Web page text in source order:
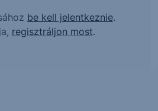
be kell jelentkeznie.
regisztráljon most.